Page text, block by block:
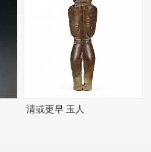
清或更早 玉人